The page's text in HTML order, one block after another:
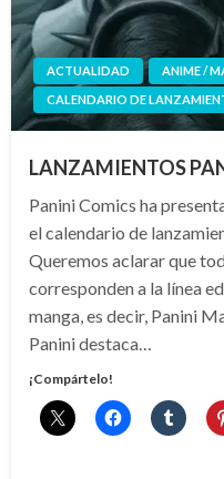
ACTUALIDAD
ANIME /
CALENDARIO DE
LANZAMIENTOS
Panini Comics ha
el calendario de
Queremos aclarar que
corresponden a la línea
manga, es decir, Panini
Panini destaca…
¡Compártelo!